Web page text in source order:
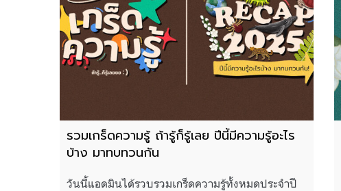
รวมเกร็ดความรู้ ถ้ารู้ก็รู้เลย ปีนี้มีความรู้อะไร
บ้าง มาทบทวนกัน
วันนี้แอดมินได้รวบรวมเกร็ดความรู้ทั้งหมดประจำปี